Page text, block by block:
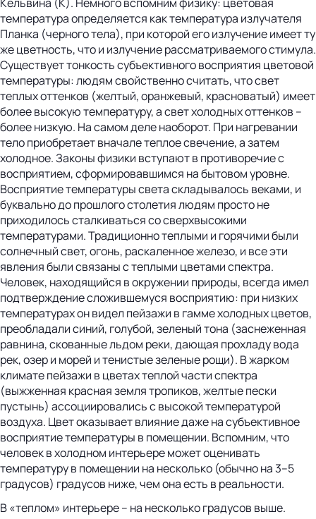
температура определяется как температура излучателя
Планка (черного тела), при которой его излучение имеет ту
же цветность, что и излучение рассматриваемого стимула.
Существует тонкость субъективного восприятия цветовой
температуры: людям свойственно считать, что свет
теплых оттенков (желтый, оранжевый, красноватый) имеет
более высокую температуру, а свет холодных оттенков –
более низкую. На самом деле наоборот. При нагревании
тело приобретает вначале теплое свечение, а затем
холодное. Законы физики вступают в противоречие с
восприятием, сформировавшимся на бытовом уровне.
Восприятие температуры света складывалось веками, и
буквально до прошлого столетия людям просто не
приходилось сталкиваться со сверхвысокими
температурами. Традиционно теплыми и горячими были
солнечный свет, огонь, раскаленное железо, и все эти
явления были связаны с теплыми цветами спектра.
Человек, находящийся в окружении природы, всегда имел
подтверждение сложившемуся восприятию: при низких
температурах он видел пейзажи в гамме холодных цветов,
преобладали синий, голубой, зеленый тона (заснеженная
равнина, скованные льдом реки, дающая прохладу вода
рек, озер и морей и тенистые зеленые рощи). В жарком
климате пейзажи в цветах теплой части спектра
(выжженная красная земля тропиков, желтые пески
пустынь) ассоциировались с высокой температурой
воздуха. Цвет оказывает влияние даже на субъективное
восприятие температуры в помещении. Вспомним, что
человек в холодном интерьере может оценивать
температуру в помещении на несколько (обычно на 3–5
градусов) градусов ниже, чем она есть в реальности.
В «теплом» интерьере – на несколько градусов выше.